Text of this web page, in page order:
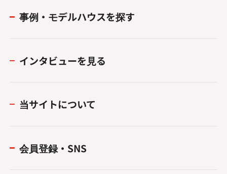
事例・モデルハウスを探す
インタビューを見る
当サイトについて
会員登録・SNS